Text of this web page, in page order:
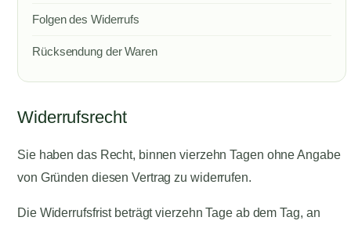
Folgen des Widerrufs
Rücksendung der Waren
Widerrufsrecht
Sie haben das Recht, binnen vierzehn Tagen ohne Angabe
von Gründen diesen Vertrag zu widerrufen.
Die Widerrufsfrist beträgt vierzehn Tage ab dem Tag, an